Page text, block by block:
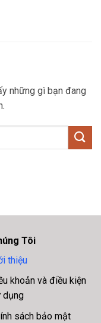
những gì bạn đang
Tôi
thiệu
khoản và điều kiện
dụng
sách bảo mật